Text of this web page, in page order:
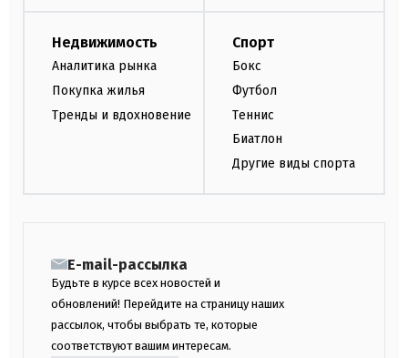
Недвижимость
Аналитика рынка
Покупка жилья
Тренды и вдохновение
Спорт
Бокс
Футбол
Теннис
Биатлон
Другие виды спорта
E-mail-рассылка
Будьте в курсе всех новостей и
обновлений! Перейдите на страницу наших
рассылок, чтобы выбрать те, которые
соответствуют вашим интересам.